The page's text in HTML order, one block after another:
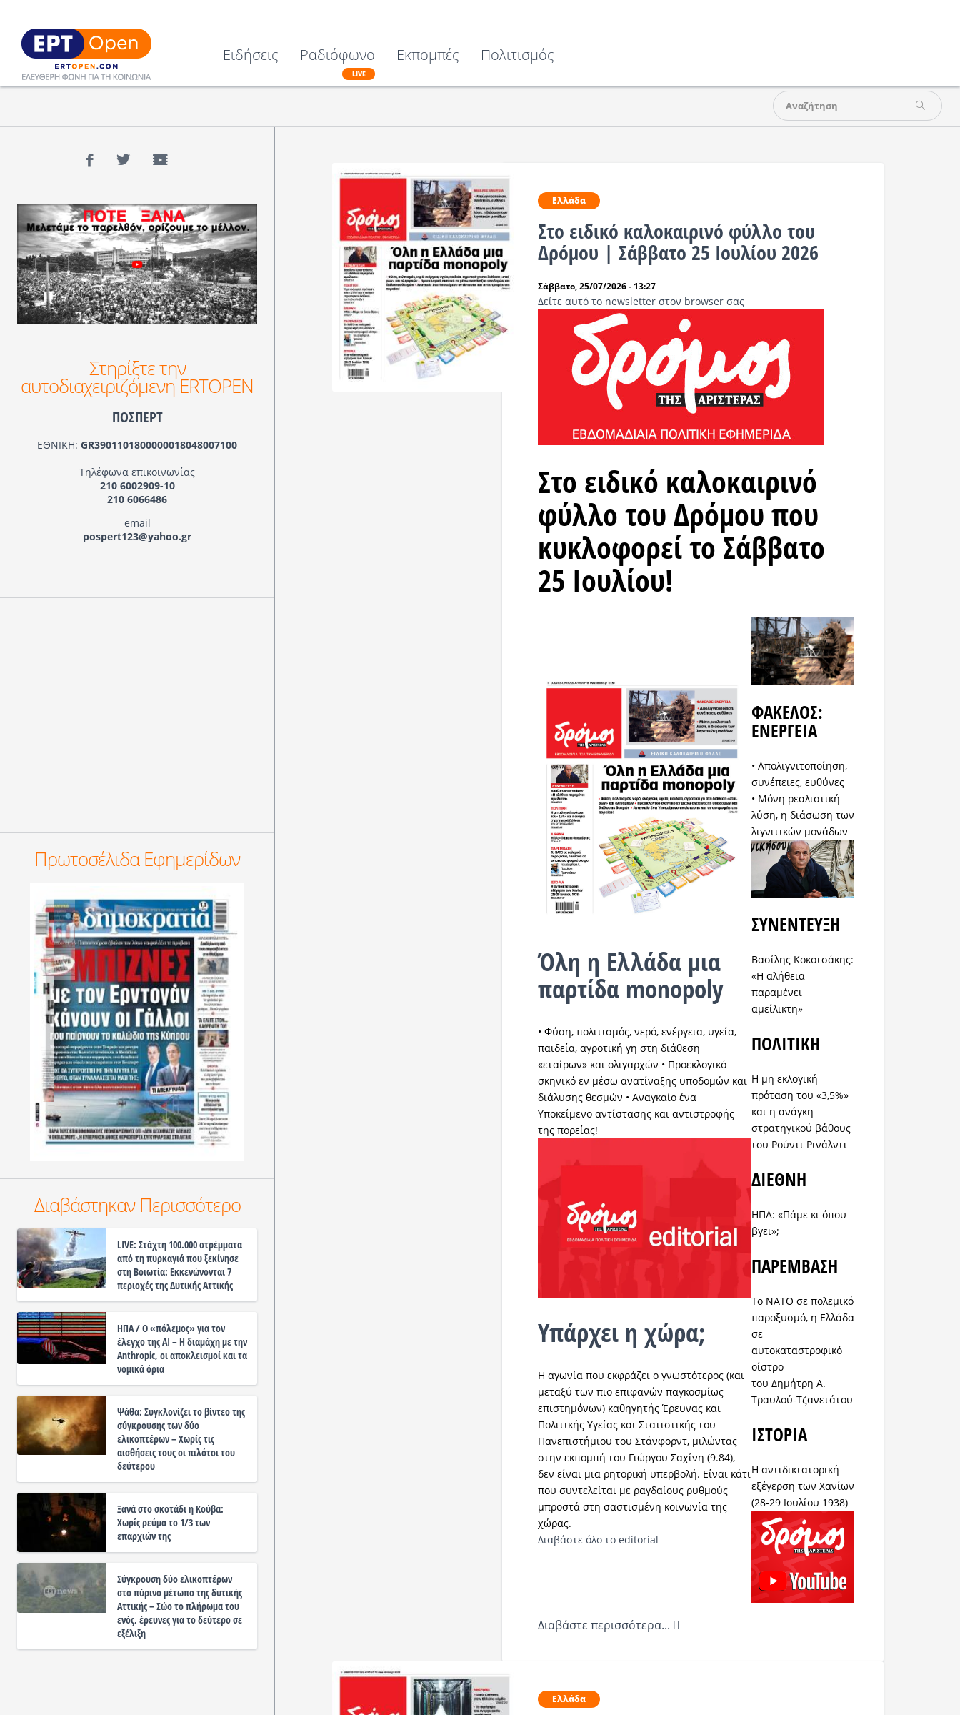
Ειδήσεις Ραδιόφωνο
LIVE
Εκπομπές Πολιτισμός
Ελλάδα
Στο ειδικό καλοκαιρινό φύλλο του
Δρόμου | Σάββατο 25 Ιουλίου 2026
Σάββατο, 25/07/2026 - 13:27
Δείτε αυτό το newsletter στον browser σας
Στο ειδικό καλοκαιρινό
φύλλο του Δρόμου που
κυκλοφορεί το Σάββατο
25 Ιουλίου!
Όλη η Ελλάδα μια
παρτίδα monopoly
• Φύση, πολιτισμός, νερό, ενέργεια, υγεία,
παιδεία, αγροτική γη στη διάθεση
«εταίρων» και ολιγαρχών • Προεκλογικό
σκηνικό εν μέσω ανατίναξης υποδομών και
διάλυσης θεσμών • Αναγκαίο ένα
Υποκείμενο αντίστασης και αντιστροφής
της πορείας!
Υπάρχει η χώρα;
Η αγωνία που εκφράζει ο γνωστότερος (και
μεταξύ των πιο επιφανών παγκοσμίως
επιστημόνων) καθηγητής Έρευνας και
Πολιτικής Υγείας και Στατιστικής του
Πανεπιστήμιου του Στάνφορντ, μιλώντας
στην εκπομπή του Γιώργου Σαχίνη (9.84),
δεν είναι μια ρητορική υπερβολή. Είναι κάτι
που συντελείται με ραγδαίους ρυθμούς
μπροστά στη σαστισμένη κοινωνία της
χώρας.
Διαβάστε όλο το editorial
ΦΑΚΕΛΟΣ:
ΕΝΕΡΓΕΙΑ
• Απολιγνιτοποίηση,
συνέπειες, ευθύνες
• Μόνη ρεαλιστική
λύση, η διάσωση των
λιγνιτικών μονάδων
ΣΥΝΕΝΤΕΥΞΗ
Βασίλης Κοκοτσάκης:
«Η αλήθεια
παραμένει
αμείλικτη»
ΠΟΛΙΤΙΚΗ
Η μη εκλογική
πρόταση του «3,5%»
και η ανάγκη
στρατηγικού βάθους
του Ρούντι Ρινάλντι
ΔΙΕΘΝΗ
ΗΠΑ: «Πάμε κι όπου
βγει»;
ΠΑΡΕΜΒΑΣΗ
Το ΝΑΤΟ σε πολεμικό
παροξυσμό, η Ελλάδα
σε
αυτοκαταστροφικό
οίστρο
του Δημήτρη Α.
Τραυλού-Τζανετάτου
ΙΣΤΟΡΙΑ
Η αντιδικτατορική
εξέγερση των Χανίων
(28-29 Ιουλίου 1938)
Διαβάστε περισσότερα...
Ελλάδα
Facebook
TwitterYouTube
Στηρίξτε την
αυτοδιαχειριζόμενη ERTOPEN
ΠΟΣΠΕΡΤ
ΕΘΝΙΚΗ: GR3901101800000018048007100
Τηλέφωνα επικοινωνίας
210 6002909-10
210 6066486
email
pospert123@yahoo.gr
Πρωτοσέλιδα Εφημερίδων
Διαβάστηκαν Περισσότερο
LIVE: Στάχτη 100.000 στρέμματα
από τη πυρκαγιά που ξεκίνησε
στη Βοιωτία: Εκκενώνονται 7
περιοχές της Δυτικής Αττικής
ΗΠΑ / Ο «πόλεμος» για τον
έλεγχο της ΑΙ – Η διαμάχη με την
Anthropic, οι αποκλεισμοί και τα
νομικά όρια
Ψάθα: Συγκλονίζει το βίντεο της
σύγκρουσης των δύο
ελικοπτέρων – Χωρίς τις
αισθήσεις τους οι πιλότοι του
δεύτερου
Ξανά στο σκοτάδι η Κούβα:
Χωρίς ρεύμα το 1/3 των
επαρχιών της
Σύγκρουση δύο ελικοπτέρων
στο πύρινο μέτωπο της δυτικής
Αττικής – Σώο το πλήρωμα του
ενός, έρευνες για το δεύτερο σε
εξέλιξη